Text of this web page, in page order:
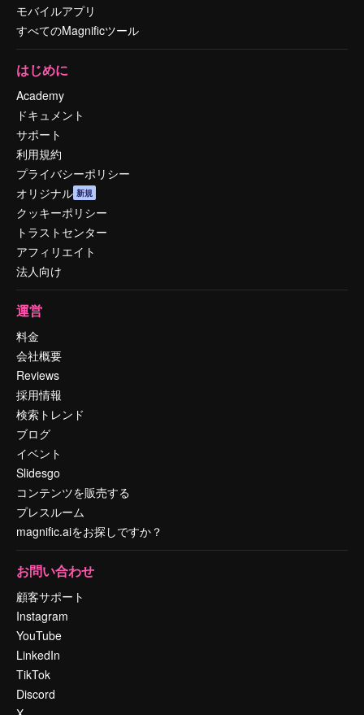
モバイルアプリ
すべてのMagnificツール
はじめに
Academy
ドキュメント
サポート
利用規約
プライバシーポリシー
オリジナル 新規
クッキーポリシー
トラストセンター
アフィリエイト
法人向け
運営
料金
会社概要
Reviews
採用情報
検索トレンド
ブログ
イベント
Slidesgo
コンテンツを販売する
プレスルーム
magnific.aiをお探しですか？
お問い合わせ
顧客サポート
Instagram
YouTube
LinkedIn
TikTok
Discord